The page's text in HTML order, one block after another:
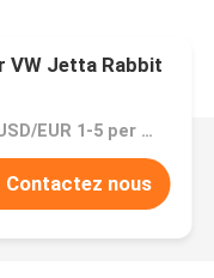
VW Jetta Rabbit
Prix：USD/EUR 1-5 per pcs
Contactez nous